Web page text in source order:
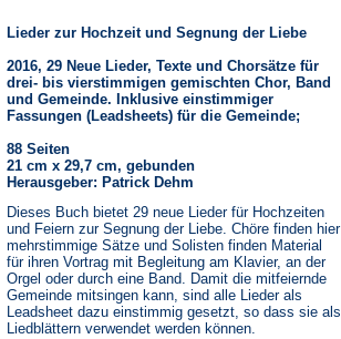
Lieder zur Hochzeit und Segnung der Liebe
2016, 29 Neue Lieder, Texte und Chorsätze für
drei- bis vierstimmigen gemischten Chor, Band
und Gemeinde. Inklusive einstimmiger
Fassungen (Leadsheets) für die Gemeinde;
88 Seiten
21 cm x 29,7 cm, gebunden
Herausgeber: Patrick Dehm
Dieses Buch bietet 29 neue Lieder für Hochzeiten
und Feiern zur Segnung der Liebe. Chöre finden hier
mehrstimmige Sätze und Solisten finden Material
für ihren Vortrag mit Begleitung am Klavier, an der
Orgel oder durch eine Band. Damit die mitfeiernde
Gemeinde mitsingen kann, sind alle Lieder als
Leadsheet dazu einstimmig gesetzt, so dass sie
Liedblättern verwendet werden können.